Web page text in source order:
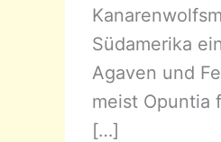
Südamerika
Agaven und
meist Opuntia
[…]